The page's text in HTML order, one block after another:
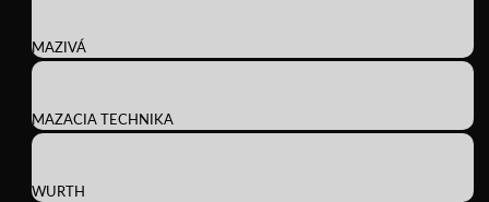
MAZIVÁ
MAZACIA TECHNIKA
WURTH